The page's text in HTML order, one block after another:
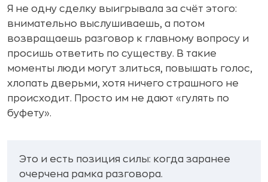
Я не одну сделку выигрывала за счёт этого:
внимательно выслушиваешь, а потом
возвращаешь разговор к главному вопросу и
просишь ответить по существу. В такие
моменты люди могут злиться, повышать голос,
хлопать дверьми, хотя ничего страшного не
происходит. Просто им не дают «гулять по
буфету».
Это и есть позиция силы: когда заранее
очерчена рамка разговора.